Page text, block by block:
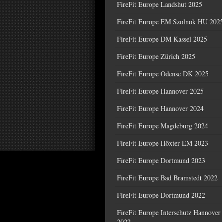
FireFit Europe Landshut 2025
FireFit Europe EM Szolnok HU
FireFit Europe DM Kassel 2025
FireFit Europe Zürich 2025
FireFit Europe Odense DK 2025
FireFit Europe Hannover 2025
FireFit Europe Hannover 2024
FireFit Europe Magdeburg 2024
FireFit Europe Höxter EM 2023
FireFit Europe Dortmund 2023
FireFit Europe Bad Bramstedt 2022
FireFit Europe Dortmund 2022
FireFit Europe Interschutz Hannover